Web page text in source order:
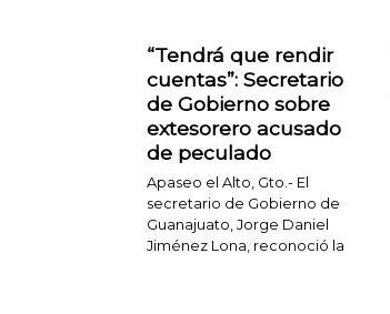
“Tendrá que rendir
cuentas”: Secretario
de Gobierno sobre
extesorero acusado
de peculado
Apaseo el Alto, Gto.- El
secretario de Gobierno de
Guanajuato, Jorge Daniel
Jiménez Lona, reconoció la